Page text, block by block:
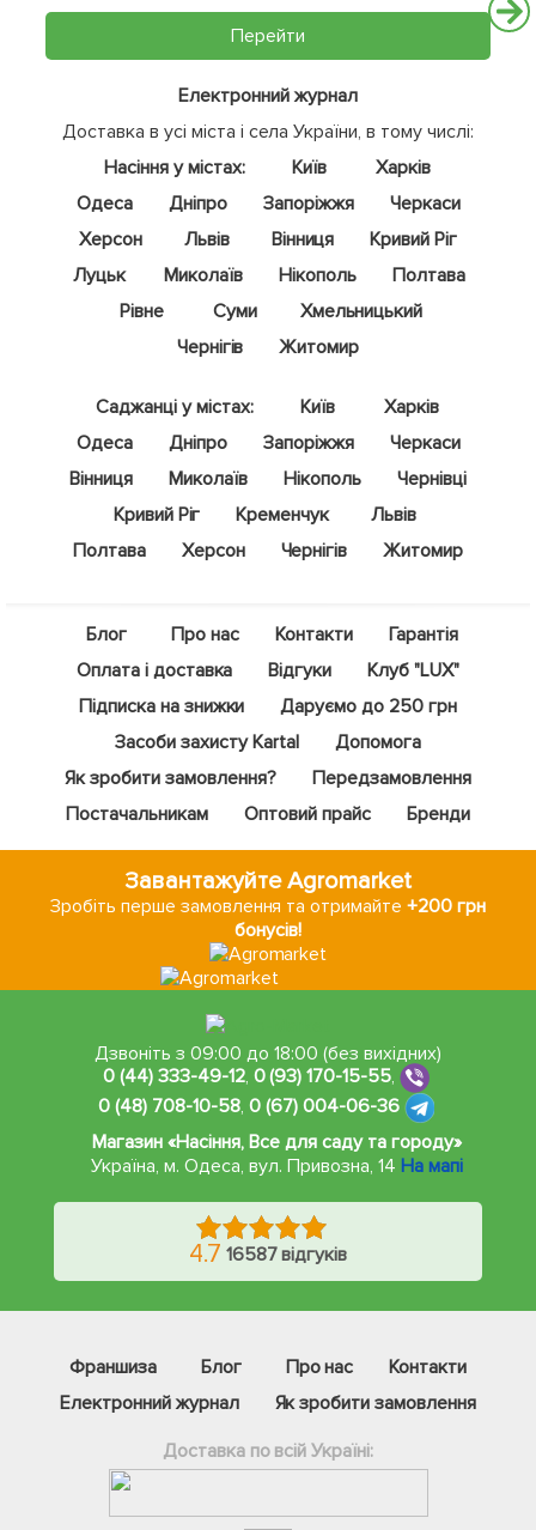
Перейти
Електронний журнал
Доставка в усі міста і села України, в тому числі:
Насіння у містах:
Київ
Харків
Одеса
Дніпро Запоріжжя
Черкаси
Херсон
Львів Вінниця
Кривий Ріг
Луцьк
Миколаїв Нікополь
Полтава
Рівне
Суми
Хмельницький
Чернігів
Житомир
Саджанці у містах: Київ
Харків
Одеса
Дніпро Запоріжжя
Черкаси
Вінниця
Миколаїв Нікополь
Чернівці
Кривий Ріг
Кременчук
Львів
Полтава
Херсон Чернігів Житомир
Блог Про нас Контакти
Гарантія
Оплата і доставка
Відгуки
Клуб "LUX"
Підписка на знижки
Даруємо до 250 грн
Засоби захисту Kartal
Допомога
Як зробити замовлення?
Передзамовлення
Постачальникам
Оптовий прайс Бренди
Завантажуйте Agromarket
Зробіть перше замовлення та отримайте+200 грн
бонусів!
Дзвоніть з 09:00 до 18:00 (без вихідних)
0 (44) 333-49-12, 0 (93) 170-15-55,
0 (48) 708-10-58, 0 (67) 004-06-36
Магазин «Насіння, Все для саду та городу»
Україна, м. Одеса,вул. Привозна, 14 На мапі
4.7 16587 відгуків
Франшиза Блог Про нас
Контакти
Електронний журнал
Як зробити замовлення
Доставка по всій Україні: